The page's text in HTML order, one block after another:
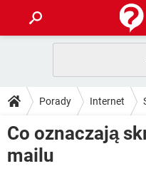
GRY
SPOTIFY
INSTAGRAM
PORADY
PlayStation
GRY
DO POBRANIA
ANDROID
FORUM
Porady Internet
Co oznaczają
mailu